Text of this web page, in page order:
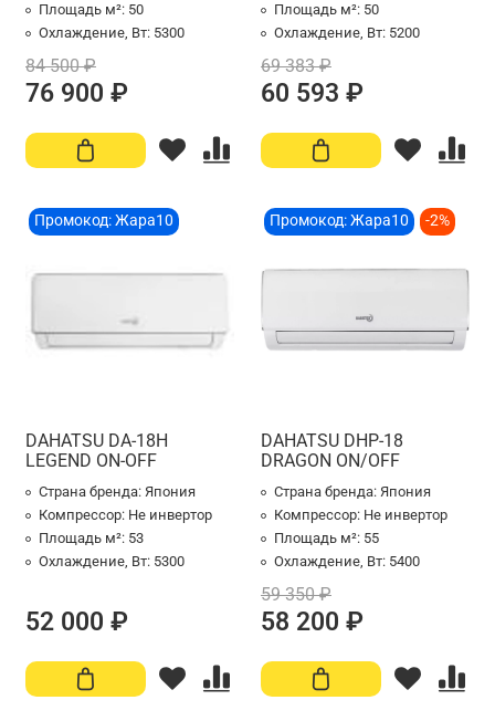
Площадь м²: 50
Охлаждение, Вт: 5300
84 500 ₽
76 900 ₽
Площадь м²: 50
Охлаждение, Вт: 5200
69 383 ₽
60 593 ₽
Промокод: Жара10
DAHATSU DA-18H
LEGEND ON-OFF
Страна бренда: Япония
Компрессор: Не инвертор
Площадь м²: 53
Охлаждение, Вт: 5300
52 000 ₽
Промокод: Жара10 -2%
DAHATSU DHP-18
DRAGON ON/OFF
Страна бренда: Япония
Компрессор: Не инвертор
Площадь м²: 55
Охлаждение, Вт: 5400
59 350 ₽
58 200 ₽